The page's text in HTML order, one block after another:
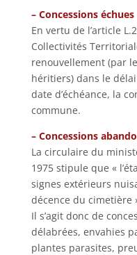
– Concessions échues
En vertu de l’article
Collectivités
renouvellement (par
héritiers) dans le
date d’échéance, la
commune.
– Concessions
La circulaire du
1975 stipule que «
signes extérieurs
décence du cimetière
Il s’agit donc de
délabrées, envahies
plantes parasites,